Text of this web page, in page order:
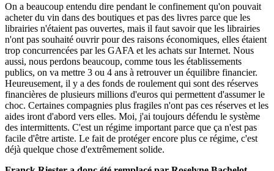
On a beaucoup entendu dire pendant le confinement qu'on pouvait
acheter du vin dans des boutiques et pas des livres parce que les
librairies n'étaient pas ouvertes, mais il faut savoir que les librairies
n'ont pas souhaité ouvrir pour des raisons économiques, elles étaient
trop concurrencées par les GAFA et les achats sur Internet. Nous
aussi, nous perdons beaucoup, comme tous les établissements
publics, on va mettre 3 ou 4 ans à retrouver un équilibre financier.
Heureusement, il y a des fonds de roulement qui sont des réserves
financières de plusieurs millions d'euros qui permettent d'assumer le
choc. Certaines compagnies plus fragiles n'ont pas ces réserves et les
aides iront d'abord vers elles. Moi, j'ai toujours défendu le système
des intermittents. C'est un régime important parce que ça n'est pas
facile d'être artiste. Le fait de protéger encore plus ce régime, c'est
déjà quelque chose d'extrêmement solide.